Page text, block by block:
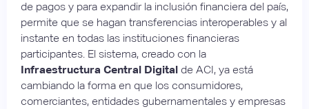
de pagos y para expandir la inclusión financiera del país,
permite que se hagan transferencias interoperables y al
instante en todas las instituciones financieras
participantes. El sistema, creado con la
Infraestructura Central Digital de ACI, ya está
cambiando la forma en que los consumidores,
comerciantes, entidades gubernamentales y empresas